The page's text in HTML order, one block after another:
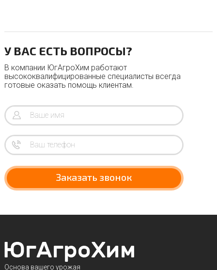
У ВАС ЕСТЬ ВОПРОСЫ?
В компании ЮгАгроХим работают
высококвалифицированные специалисты всегда
готовые оказать помощь клиентам.
Заказать звонок
Основа вашего урожая